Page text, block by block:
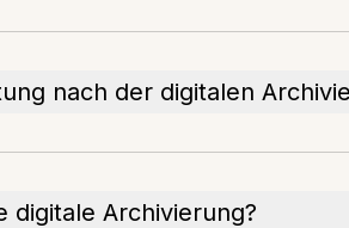
nach der digitalen
digitale Archivierung?